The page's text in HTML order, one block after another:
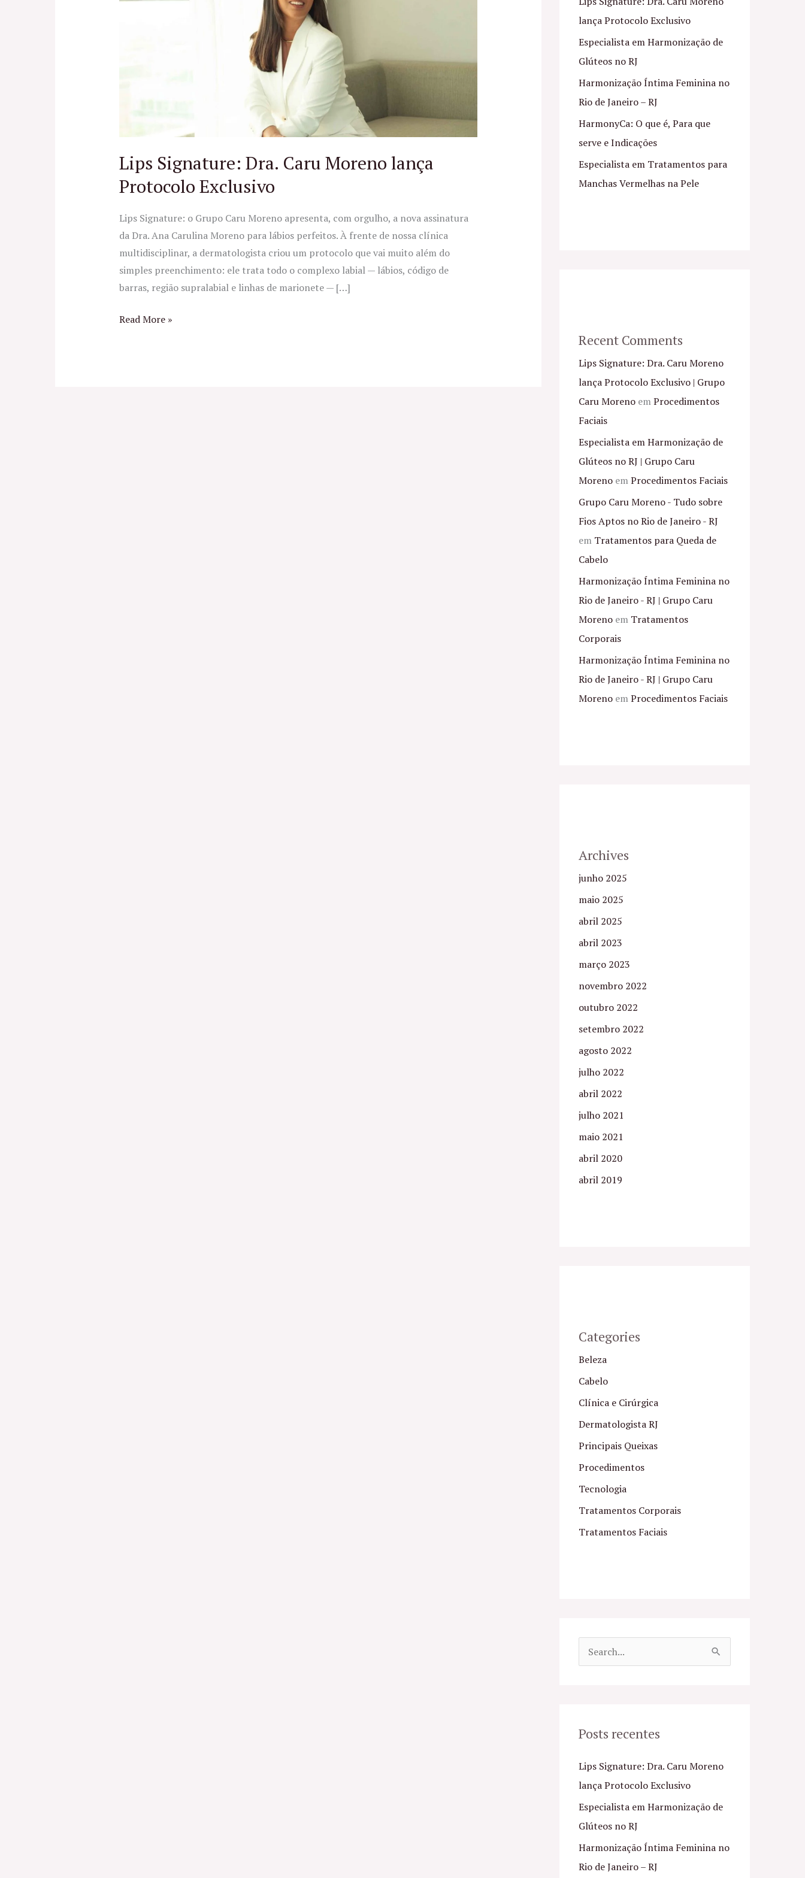
Lips Signature: Dra. Caru Moreno lança
Protocolo Exclusivo
Lips Signature: o Grupo Caru Moreno apresenta, com orgulho, a nova assinatura
da Dra. Ana Carulina Moreno para lábios perfeitos. À frente de nossa clínica
multidisciplinar, a dermatologista criou um protocolo que vai muito além do
simples preenchimento: ele trata todo o complexo labial — lábios, código de
barras, região supralabial e linhas de marionete — […]
Read More »
lança Protocolo Exclusivo
Especialista em Harmonização de
Glúteos no RJ
Harmonização Íntima Feminina no
Rio de Janeiro – RJ
HarmonyCa: O que é, Para que
serve e Indicações
Especialista em Tratamentos para
Manchas Vermelhas na Pele
Recent Comments
Lips Signature: Dra. Caru Moreno
lança Protocolo Exclusivo | Grupo
Caru Moreno emProcedimentos
Faciais
Especialista em Harmonização de
Glúteos no RJ | Grupo Caru
Moreno emProcedimentos Faciais
Grupo Caru Moreno - Tudo sobre
Fios Aptos no Rio de Janeiro - RJ
em Tratamentos para Queda de
Cabelo
Harmonização Íntima Feminina no
Rio de Janeiro - RJ | Grupo Caru
Moreno em Tratamentos
Corporais
Harmonização Íntima Feminina no
Rio de Janeiro - RJ | Grupo Caru
Moreno emProcedimentos Faciais
Archives
junho 2025
maio 2025
abril 2025
abril 2023
março 2023
novembro 2022
outubro 2022
setembro 2022
agosto 2022
julho 2022
abril 2022
julho 2021
maio 2021
abril 2020
abril 2019
Categories
Beleza
Cabelo
Clínica e Cirúrgica
Dermatologista RJ
Principais Queixas
Procedimentos
Tecnologia
Tratamentos Corporais
Tratamentos Faciais
u
s
a
r
p
o
r
Posts recentes
Lips Signature: Dra. Caru Moreno
lança Protocolo Exclusivo
Especialista em Harmonização de
Glúteos no RJ
Harmonização Íntima Feminina no
Rio de Janeiro – RJ